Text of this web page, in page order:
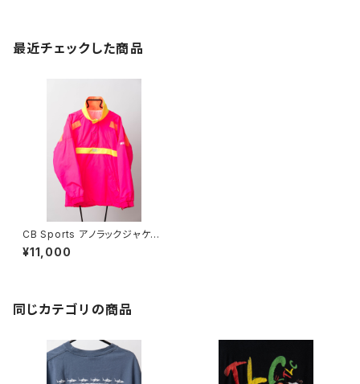
最近チェックした商品
CB Sports アノラックジャケッ
ト
¥11,000
同じカテゴリの商品